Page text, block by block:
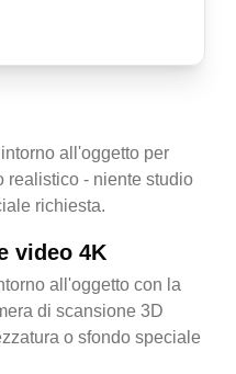
all'oggetto per
realistico - niente studio
richiesta.
video 4K
all'oggetto con la
di scansione 3D
o sfondo speciale